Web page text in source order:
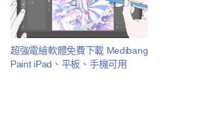
超強電繪軟體免費下載 Medibang
Paint iPad、平板、手機可用